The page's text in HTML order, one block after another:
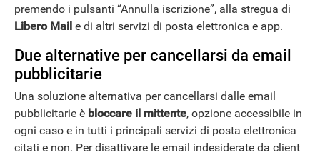
premendo i pulsanti “Annulla iscrizione”, alla stregua di
Libero Mail e di altri servizi di posta elettronica e app.
Due alternative per cancellarsi da email
pubblicitarie
Una soluzione alternativa per cancellarsi dalle email
pubblicitarie è bloccare il mittente, opzione accessibile in
ogni caso e in tutti i principali servizi di posta elettronica
citati e non. Per disattivare le email indesiderate da client